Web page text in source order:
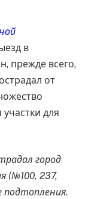
в
прежде всего,
от
для
город
(№100, 237,
подтопления.